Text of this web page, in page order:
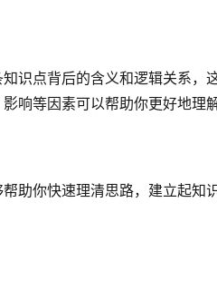
识点背后的含义和逻辑关系，
响等因素可以帮助你更好地理解
助你快速理清思路，建立起知